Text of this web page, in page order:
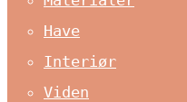
Have
Interiør
Viden